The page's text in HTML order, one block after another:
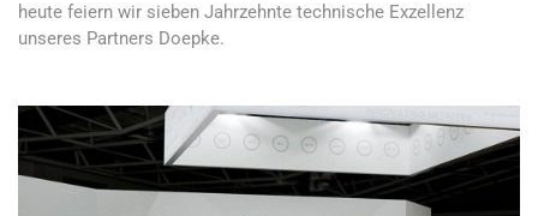
heute feiern wir sieben Jahrzehnte technische Exzellenz
unseres Partners Doepke.